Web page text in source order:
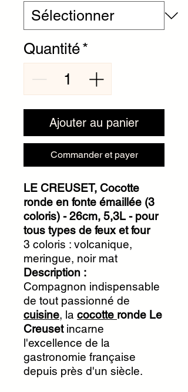
Quantité*
Ajouter au panier
Commander et payer
LE CREUSET, Cocotte
ronde en fonte émaillée (3
coloris) - 26cm, 5,3L - pour
tous types de feux et four
3 coloris : volcanique,
meringue, noir mat
Description :
Compagnon indispensable
de tout passionné de
cuisine, la cocotte ronde Le
Creusetincarne
l'excellence de la
gastronomie française
depuis près d'un siècle.